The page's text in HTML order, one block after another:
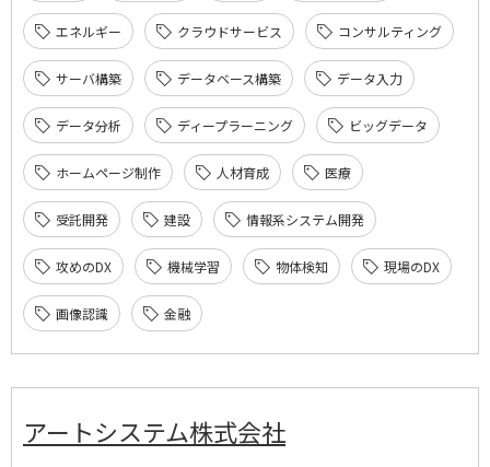
エネルギー クラウドサービス コンサルティング
サーバ構築 データベース構築 データ入力
データ分析 ディープラーニング ビッグデータ
ホームページ制作 人材育成 医療
受託開発 建設 情報系システム開発
攻めのDX 機械学習 物体検知 現場のDX
画像認識 金融
アートシステム株式会社